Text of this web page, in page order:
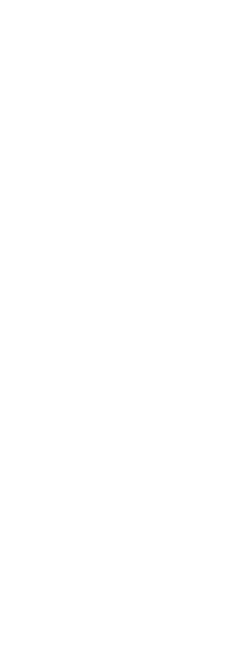
y
el
larga
que
audición son
de esta
dentro de
andinas. En